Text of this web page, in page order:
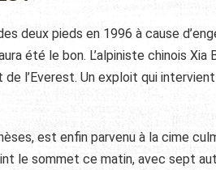
deux pieds en 1996 à cause
été le bon. L’alpiniste chinois Xia
l’Everest. Un exploit qui
est enfin parvenu à la cime
le sommet ce matin, avec sept